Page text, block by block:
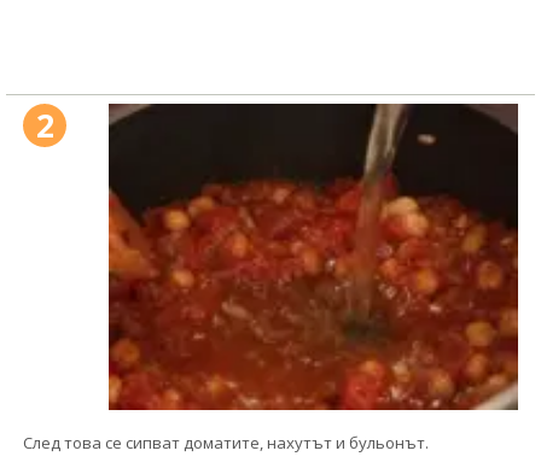
2
След това се сипват доматите, нахутът и бульонът.